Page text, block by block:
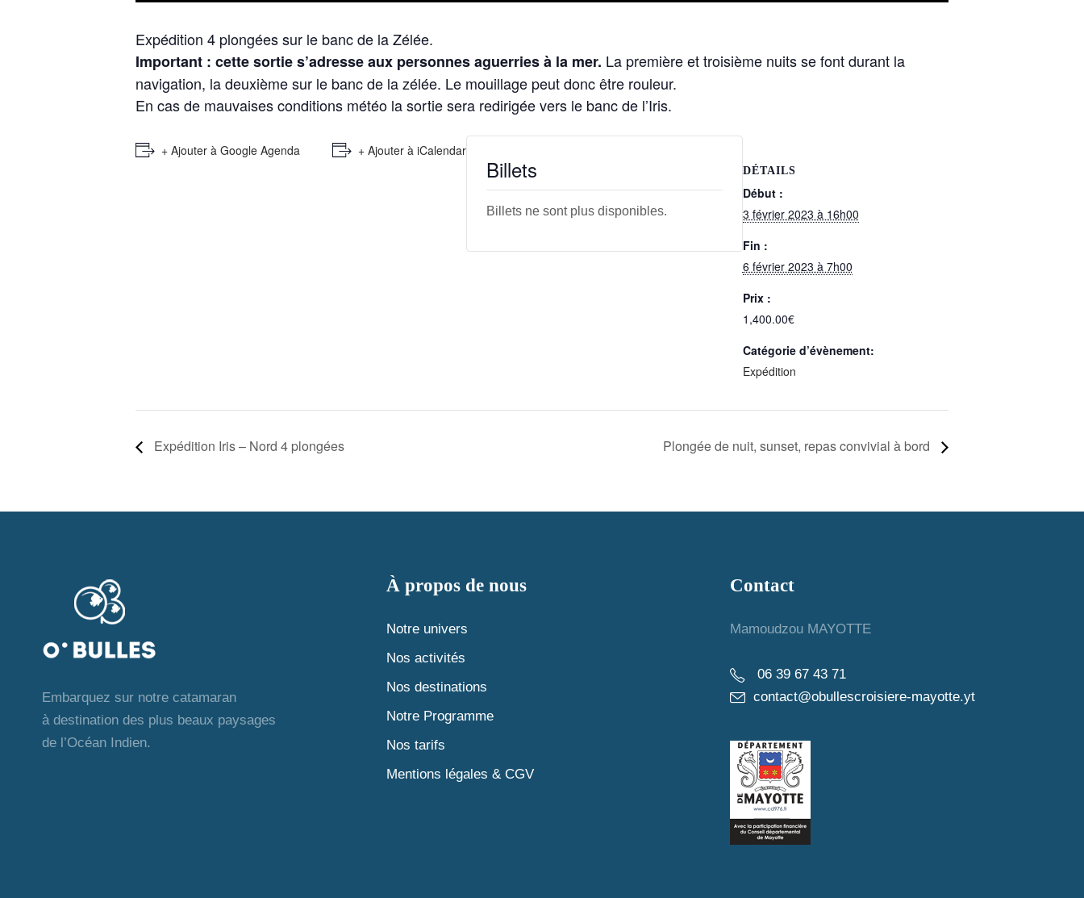
Expédition 4 plongées sur le banc de la Zélée.
Important : cette sortie s’adresse aux personnes aguerries à la mer. La première et troisième nuits se font durant la
navigation, la deuxième sur le banc de la zélée. Le mouillage peut donc être rouleur.
En cas de mauvaises conditions météo la sortie sera redirigée vers le banc de l’Iris.
+ Ajouter à Google Agenda + Ajouter à iCalendar
DÉTAILS
Début :
3 février 2023 à 16h00
Fin :
6 février 2023 à 7h00
Prix :
1,400.00€
Catégorie d’évènement:
Expédition
Billets
Billets ne sont plus disponibles.
Expédition Iris – Nord 4 plongées Plongée de nuit, sunset, repas convivial à bord
Embarquez sur notre catamaran
à destination des plus beaux paysages
de l’Océan Indien.
À propos de nous
Notre univers
Nos activités
Nos destinations
Notre Programme
Nos tarifs
Mentions légales & CGV
Contact
Mamoudzou MAYOTTE
06 39 67 43 71
contact@obullescroisiere-mayotte.yt